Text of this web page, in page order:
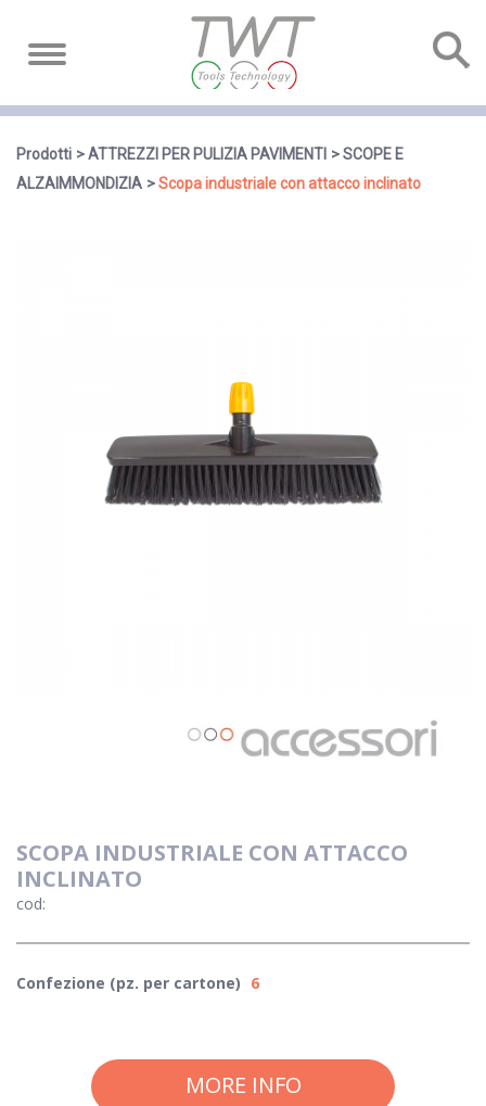
Prodotti ATTREZZI PER PULIZIA PAVIMENTI
SCOPE E
ALZAIMMONDIZIA
Scopa industriale con attacco inclinato
SCOPA INDUSTRIALE CON ATTACCO
INCLINATO
cod:
Confezione (pz. per cartone) 6
MORE INFO